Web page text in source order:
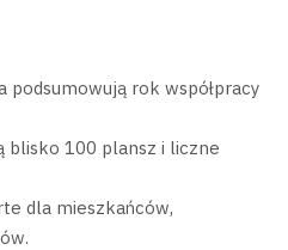
podsumowują rok współpracy
blisko 100 plansz i liczne
dla mieszkańców,